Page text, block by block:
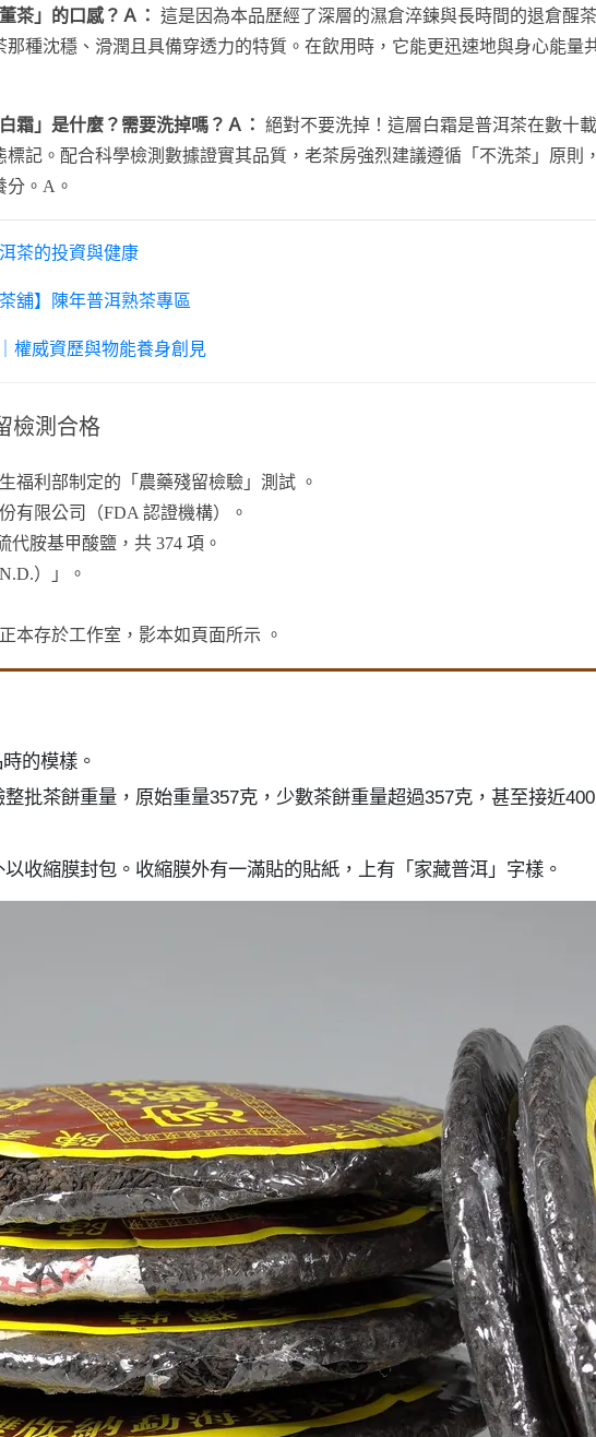
茶」的口感？Ａ： 這是因為本品歷經了深層的濕倉淬鍊與長時間的退倉醒
種沈穩、滑潤且具備穿透力的特質。在飲用時，它能更迅速地與身心能量
霜」是什麼？需要洗掉嗎？Ａ： 絕對不要洗掉！這層白霜是普洱茶在數十
記。配合科學檢測數據證實其品質，老茶房強烈建議遵循「不洗茶」原則
分。A。
茶的投資與健康
茶舖】陳年普洱熟茶專區
權威資歷與物能養身創見
檢測合格
福利部制定的「農藥殘留檢驗」測試 。
有限公司（FDA 認證機構）。
代胺基甲酸鹽，共 374 項。
）」。
本存於工作室，影本如頁面所示 。
的模樣。
批茶餅重量，原始重量357克，少數茶餅重量超過357克，甚至接近
收縮膜封包。收縮膜外有一滿貼的貼紙，上有「家藏普洱」字樣。